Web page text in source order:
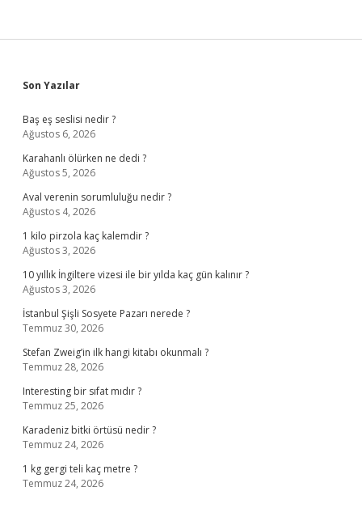
Sidebar
Son Yazılar
Baş eş seslisi nedir ?
Ağustos 6, 2026
Karahanlı ölürken ne dedi ?
Ağustos 5, 2026
Aval verenin sorumluluğu nedir ?
Ağustos 4, 2026
1 kilo pirzola kaç kalemdir ?
Ağustos 3, 2026
10 yıllık İngiltere vizesi ile bir yılda kaç gün kalınır ?
Ağustos 3, 2026
İstanbul Şişli Sosyete Pazarı nerede ?
Temmuz 30, 2026
Stefan Zweig’in ilk hangi kitabı okunmalı ?
Temmuz 28, 2026
Interesting bir sıfat mıdır ?
Temmuz 25, 2026
Karadeniz bitki örtüsü nedir ?
Temmuz 24, 2026
1 kg gergi teli kaç metre ?
Temmuz 24, 2026